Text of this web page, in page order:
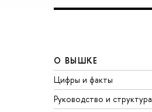
О ВЫШКЕ
Цифры и факты
Руководство и структура